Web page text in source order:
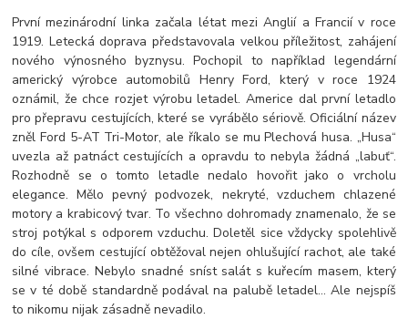
První mezinárodní linka začala létat mezi Anglií a Francií v roce
1919. Letecká doprava představovala velkou příležitost, zahájení
nového výnosného byznysu. Pochopil to například legendární
americký výrobce automobilů Henry Ford, který v roce 1924
oznámil, že chce rozjet výrobu letadel. Americe dal první letadlo
pro přepravu cestujících, které se vyrábělo sériově. Oficiální název
zněl Ford 5-AT Tri-Motor, ale říkalo se mu Plechová husa. „Husa“
uvezla až patnáct cestujících a opravdu to nebyla žádná „labuť“.
Rozhodně se o tomto letadle nedalo hovořit jako o vrcholu
elegance. Mělo pevný podvozek, nekryté, vzduchem chlazené
motory a krabicový tvar. To všechno dohromady znamenalo, že se
stroj potýkal s odporem vzduchu. Doletěl sice vždycky spolehlivě
do cíle, ovšem cestující obtěžoval nejen ohlušující rachot, ale také
silné vibrace. Nebylo snadné sníst salát s kuřecím masem, který
se v té době standardně podával na palubě letadel… Ale nejspíš
to nikomu nijak zásadně nevadilo.